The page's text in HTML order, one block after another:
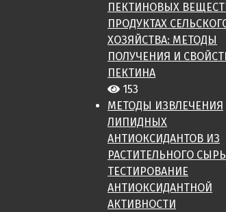
ПЕКТИНОВЫХ
ПРОДУКТАХ
ХОЗЯЙСТВА: МЕТОДЫ
ПОЛУЧЕНИЯ И
ПЕКТИНА
153
МЕТОДЫ ИЗВЛЕЧЕНИЯ
ЛИПИДНЫХ
АНТИОКСИДАНТОВ ИЗ
РАСТИТЕЛЬНОГО
ТЕСТИРОВАНИЕ
АНТИОКСИДАНТНОЙ
АКТИВНОСТИ